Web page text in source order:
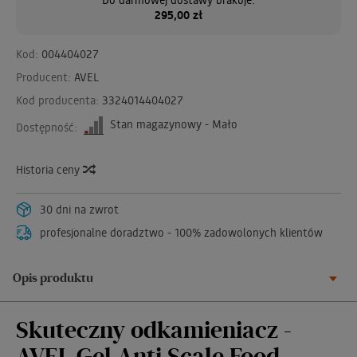
295,00 zł
Kod: 004404027
Producent: AVEL
Kod producenta: 3324014404027
Dostępność:
Stan magazynowy - Mało
Historia ceny
30 dni na zwrot
profesjonalne doradztwo - 100% zadowolonych klientów
Opis produktu
Skuteczny odkamieniacz -